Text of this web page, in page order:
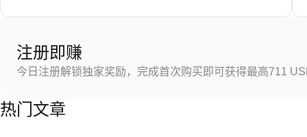
注册即赚
今日注册解锁独家奖励，完成首次购买即可获得最高711
热门文章